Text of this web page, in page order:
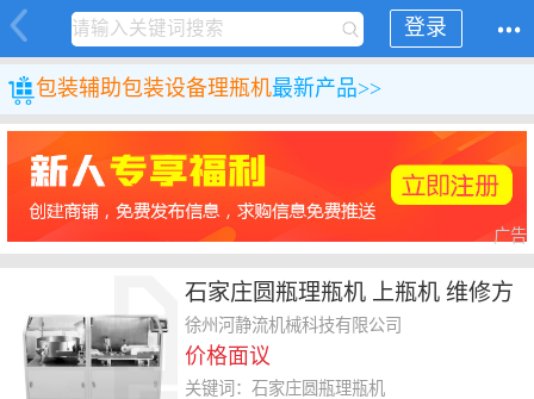
登录
包装辅助包装设备理瓶机最新产品>>
广告
石家庄圆瓶理瓶机 上瓶机 维修方
便
徐州河静流机械科技有限公司
价格面议
关键词：石家庄圆瓶理瓶机